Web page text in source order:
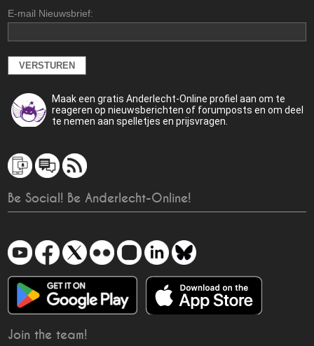
E-mail Nieuwsbrief:
Maak een gratis Anderlecht-Online profiel aan om te
reageren op nieuwsberichten of forumposts en om deel
te nemen aan spelletjes en prijsvragen.
Be Social! Be Anderlecht-Online!
Join the team!